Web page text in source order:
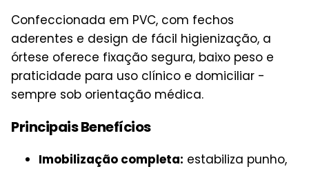
Confeccionada em PVC, com fechos
aderentes e design de fácil higienização, a
órtese oferece fixação segura, baixo peso e
praticidade para uso clínico e domiciliar -
sempre sob orientação médica.
Principais Benefícios
Imobilização completa: estabiliza punho,